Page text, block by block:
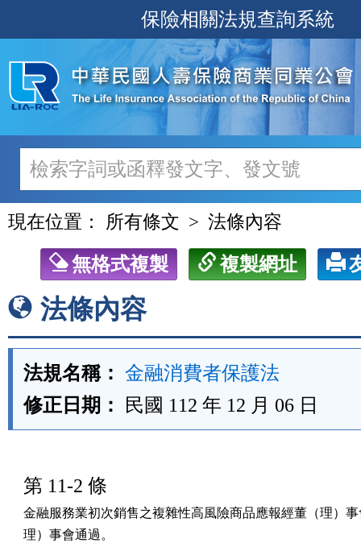
至
主
內
容
保險相關法規查詢系統
現在位置： 所有條文 法條內容
無格式複製 複製網址
法條內容
法規名稱： 金融消費者保護法
修正日期：
民國 112 年 12 月 06 日
第 11-2 條
金融服務業初次銷售之複雜性高風險商品應報經董（理）
理）事會通過。